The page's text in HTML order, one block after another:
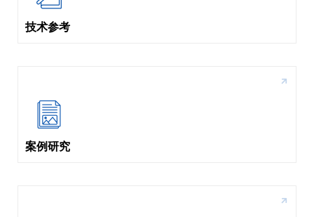
技术参考
案例研究